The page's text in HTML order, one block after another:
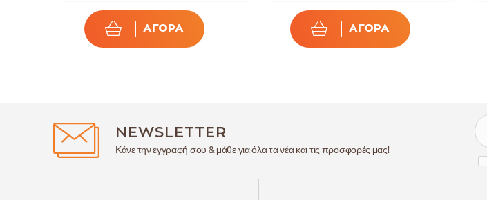
ΑΓΟΡΑ ΑΓΟΡΑ
NEWSLETTER
Κάνε την εγγραφή σου & μάθε για όλα τα νέα και τις προσφορές μας!